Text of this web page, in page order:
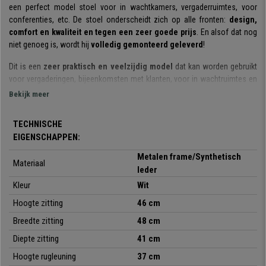
een perfect model stoel voor in wachtkamers, vergaderruimtes, voor
conferenties, etc. De stoel onderscheidt zich op alle fronten: design,
comfort en kwaliteit en tegen een zeer goede prijs. En alsof dat nog
niet genoeg is, wordt hij volledig gemonteerd geleverd!
Dit is een zeer praktisch en veelzijdig model dat kan worden gebruikt
voor vergaderingen, bijeenkomsten met klanten, voor in wachtruimtes en
receptieruimten en bij conferenties en evenementen. Bovendien heeft hij
comfortabel kunt oppakken en ergens anders kunt plaatsen totdat u hem
weer nodig heeft.
Hetergonomische ontwerp
gewatteerde zitting en
, maken dat deze stoel ook opvalt door zijn comfort. Op die
manier zorgt u ervoor dat uw bezoekers of klanten urenlang comfortabel
kunnen zitten. Bovendien is hij uitgerust met armleuningen waardoor hij
De stoel onderscheidt zich ook door de
potengarandeert stevigheid en stabiliteit. De
Bekijk meer
TECHNISCHE
EIGENSCHAPPEN:
Materiaal
Metalen frame/Synthetisch
leder
Kleur
Wit
Hoogte zitting
46 cm
Breedte zitting
48 cm
Diepte zitting
41 cm
Hoogte rugleuning
37 cm